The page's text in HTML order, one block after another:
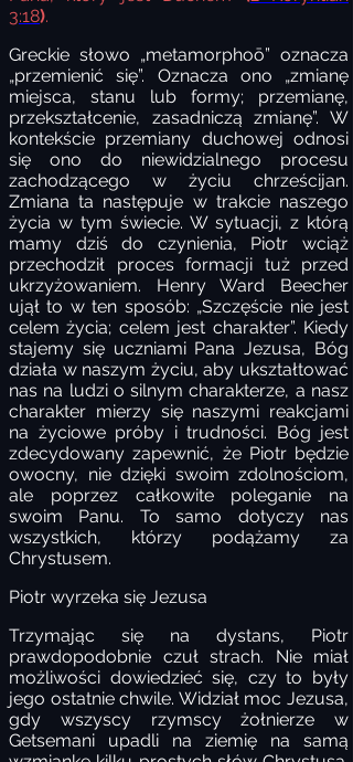
3:18).
Greckie słowo „metamorphoō” oznacza
„przemienić się”. Oznacza ono „zmianę
miejsca, stanu lub formy; przemianę,
przekształcenie, zasadniczą zmianę”. W
kontekście przemiany duchowej odnosi
się ono do niewidzialnego procesu
zachodzącego w życiu chrześcijan.
Zmiana ta następuje w trakcie naszego
życia w tym świecie. W sytuacji, z którą
mamy dziś do czynienia, Piotr wciąż
przechodził proces formacji tuż przed
ukrzyżowaniem. Henry Ward Beecher
ujął to w ten sposób: „Szczęście nie jest
celem życia; celem jest charakter”. Kiedy
stajemy się uczniami Pana Jezusa, Bóg
działa w naszym życiu, aby ukształtować
nas na ludzi o silnym charakterze, a nasz
charakter mierzy się naszymi reakcjami
na życiowe próby i trudności. Bóg jest
zdecydowany zapewnić, że Piotr będzie
owocny, nie dzięki swoim zdolnościom,
ale poprzez całkowite poleganie na
swoim Panu. To samo dotyczy nas
wszystkich, którzy podążamy za
Chrystusem.
Piotr wyrzeka się Jezusa
Trzymając się na dystans, Piotr
prawdopodobnie czuł strach. Nie miał
możliwości dowiedzieć się, czy to były
jego ostatnie chwile. Widział moc Jezusa,
gdy wszyscy rzymscy żołnierze w
Getsemani upadli na ziemię na samą